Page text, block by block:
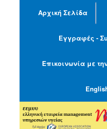
Αρχική Σελίδα
Εγγραφές -
Επικοινωνία με